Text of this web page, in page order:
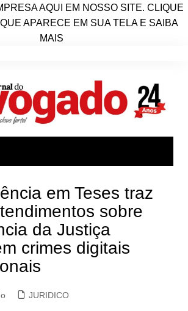
AQUI EM NOSSO SITE. CLIQUE
APARECE EM SUA TELA E SAIBA
MAIS
em Teses traz
sobre
da Justiça
crimes digitais
JURIDICO